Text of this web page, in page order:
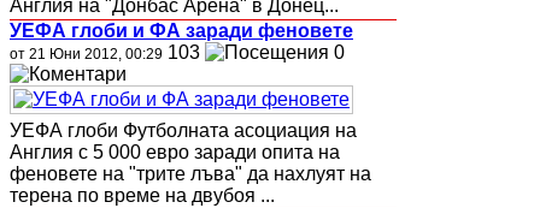
Англия на "Донбас Арена" в Донец...
УЕФА глоби и ФА заради феновете
от 21 Юни 2012, 00:29 103 0
УЕФА глоби Футболната асоциация на
Англия с 5 000 евро заради опита на
феновете на "трите лъва" да нахлуят на
терена по време на двубоя ...